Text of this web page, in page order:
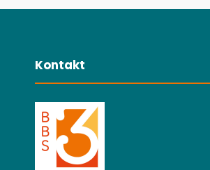
Kontakt